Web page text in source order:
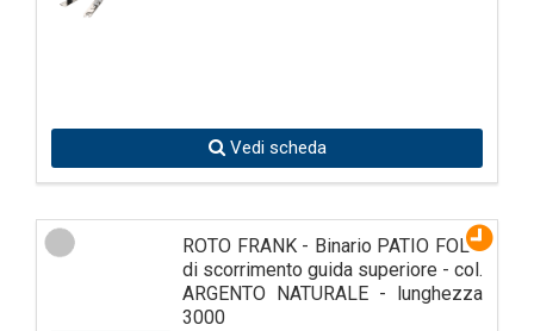
Vedi scheda
ROTO FRANK - Binario PATIO FOLD
di scorrimento guida superiore - col.
ARGENTO NATURALE - lunghezza
3000